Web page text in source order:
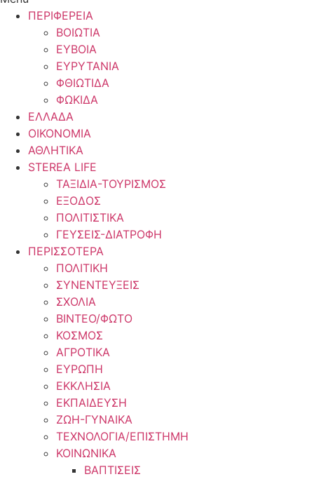
ΠΕΡΙΦΕΡΕΙΑ
ΒΟΙΩΤΙΑ
ΕΥΒΟΙΑ
ΕΥΡΥΤΑΝΙΑ
ΦΘΙΩΤΙΔΑ
ΦΩΚΙΔΑ
ΕΛΛΑΔΑ
ΟΙΚΟΝΟΜΙΑ
ΑΘΛΗΤΙΚΑ
STEREA LIFE
ΤΑΞΙΔΙΑ-ΤΟΥΡΙΣΜΟΣ
ΕΞΟΔΟΣ
ΠΟΛΙΤΙΣΤΙΚΑ
ΓΕΥΣΕΙΣ-ΔΙΑΤΡΟΦΗ
ΠΕΡΙΣΣΟΤΕΡΑ
ΠΟΛΙΤΙΚΗ
ΣΥΝΕΝΤΕΥΞΕΙΣ
ΣΧΟΛΙΑ
ΒΙΝΤΕΟ/ΦΩΤΟ
ΚΟΣΜΟΣ
ΑΓΡΟΤΙΚΑ
ΕΥΡΩΠΗ
ΕΚΚΛΗΣΙΑ
ΕΚΠΑΙΔΕΥΣΗ
ΖΩΗ-ΓΥΝΑΙΚΑ
ΤΕΧΝΟΛΟΓΙΑ/ΕΠΙΣΤΗΜΗ
ΚΟΙΝΩΝΙΚΑ
ΒΑΠΤΙΣΕΙΣ